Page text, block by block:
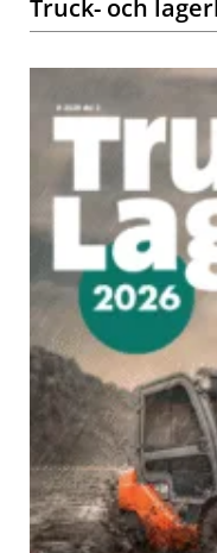
Truck- och